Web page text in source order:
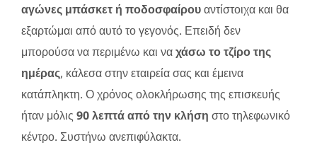
αγώνες μπάσκετ ή ποδοσφαίρουαντίστοιχα και θα
εξαρτώμαι από αυτό το γεγονός. Επειδή δεν
μπορούσα να περιμένω και ναχάσω το τζίρο της
ημέρας, κάλεσα στην εταιρεία σας και έμεινα
κατάπληκτη. Ο χρόνος ολοκλήρωσης της επισκευής
ήταν μόλις 90 λεπτά από την κλήση στο τηλεφωνικό
κέντρο. Συστήνω ανεπιφύλακτα.